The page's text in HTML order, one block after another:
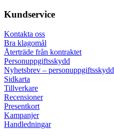
Kundservice
Kontakta oss
Bra klagomål
Återträde från kontraktet
Personuppgiftsskydd
Nyhetsbrev – personuppgiftsskydd
Sidkarta
Tillverkare
Recensioner
Presentkort
Kampanjer
Handledningar